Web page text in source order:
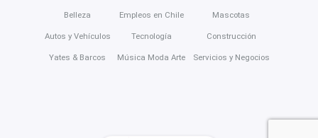
Belleza
Autos y Vehículos
Yates & Barcos
Empleos en Chile
Tecnología
Música Moda Arte
Mascotas
Construcción
Servicios y Negocios